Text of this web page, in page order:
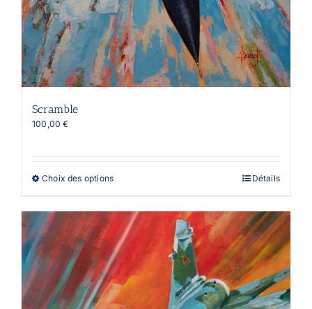
Scramble
100,00€
Choix des optionsCe
plusieurs
variations.
Les
options
peuvent
être
choisies
sur
Détails